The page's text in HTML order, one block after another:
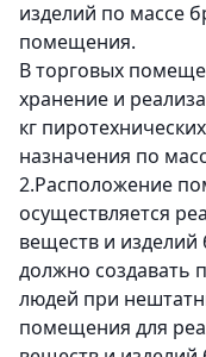
изделий по массе
помещения.
В торговых
хранение и
кг
назначения по
2.Расположение
осуществляется
веществ и
должно создавать
людей при
помещения для